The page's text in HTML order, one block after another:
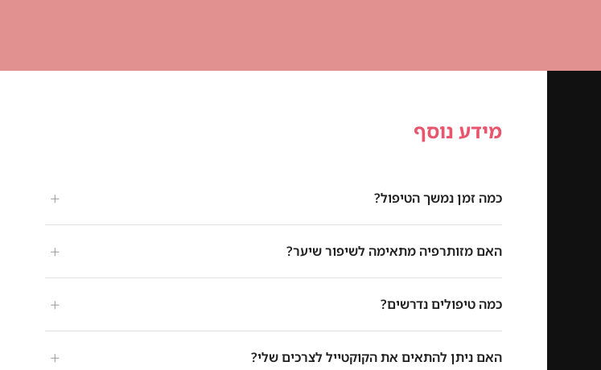
מידע נוסף
כמה זמן נמשך הטיפול? +
האם מזותרפיה מתאימה לשיפור שיער? +
כמה טיפולים נדרשים? +
האם ניתן להתאים את הקוקטייל לצרכים שלי? +